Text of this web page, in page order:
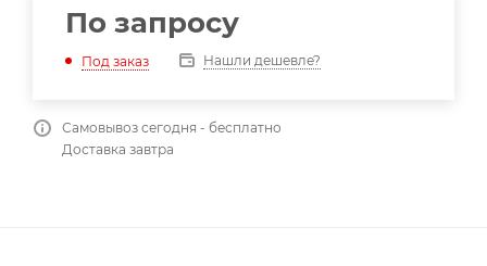
По запросу
Под заказ Нашли дешевле?
Самовывоз сегодня - бесплатно
Доставка завтра